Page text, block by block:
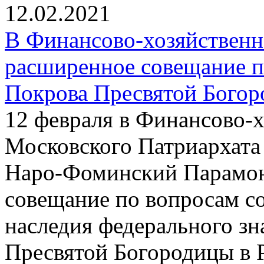
12.02.2021
В Финансово-
расширенное совещание
Покрова Пресвятой
12 февраля в Финансово-
Московского
Наро-Фоминский
совещание по вопросам
наследия федерального
Пресвятой Богородицы в